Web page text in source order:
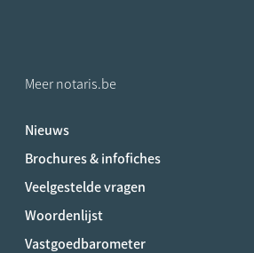
Meer notaris.be
Nieuws
Brochures & infofiches
Veelgestelde vragen
Woordenlijst
Vastgoedbarometer